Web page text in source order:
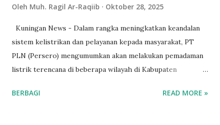
Oleh Muh. Ragil Ar-Raqiib Oktober 28, 2025
Kuningan News - Dalam rangka meningkatkan keandalan
sistem kelistrikan dan pelayanan kepada masyarakat, PT
PLN (Persero) mengumumkan akan melakukan pemadaman
listrik terencana di beberapa wilayah di Kabupaten
menyatakan kegiatan pemadaman akan berlangsung pada
BERBAGI READ MORE »